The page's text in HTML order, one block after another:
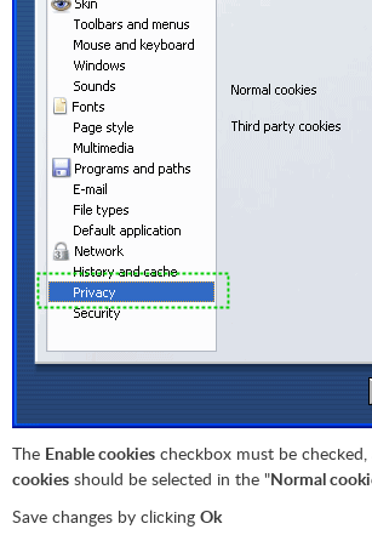
The Enable cookies checkbox must be checked,
cookies should be selected in the "Normal
Save changes by clicking Ok